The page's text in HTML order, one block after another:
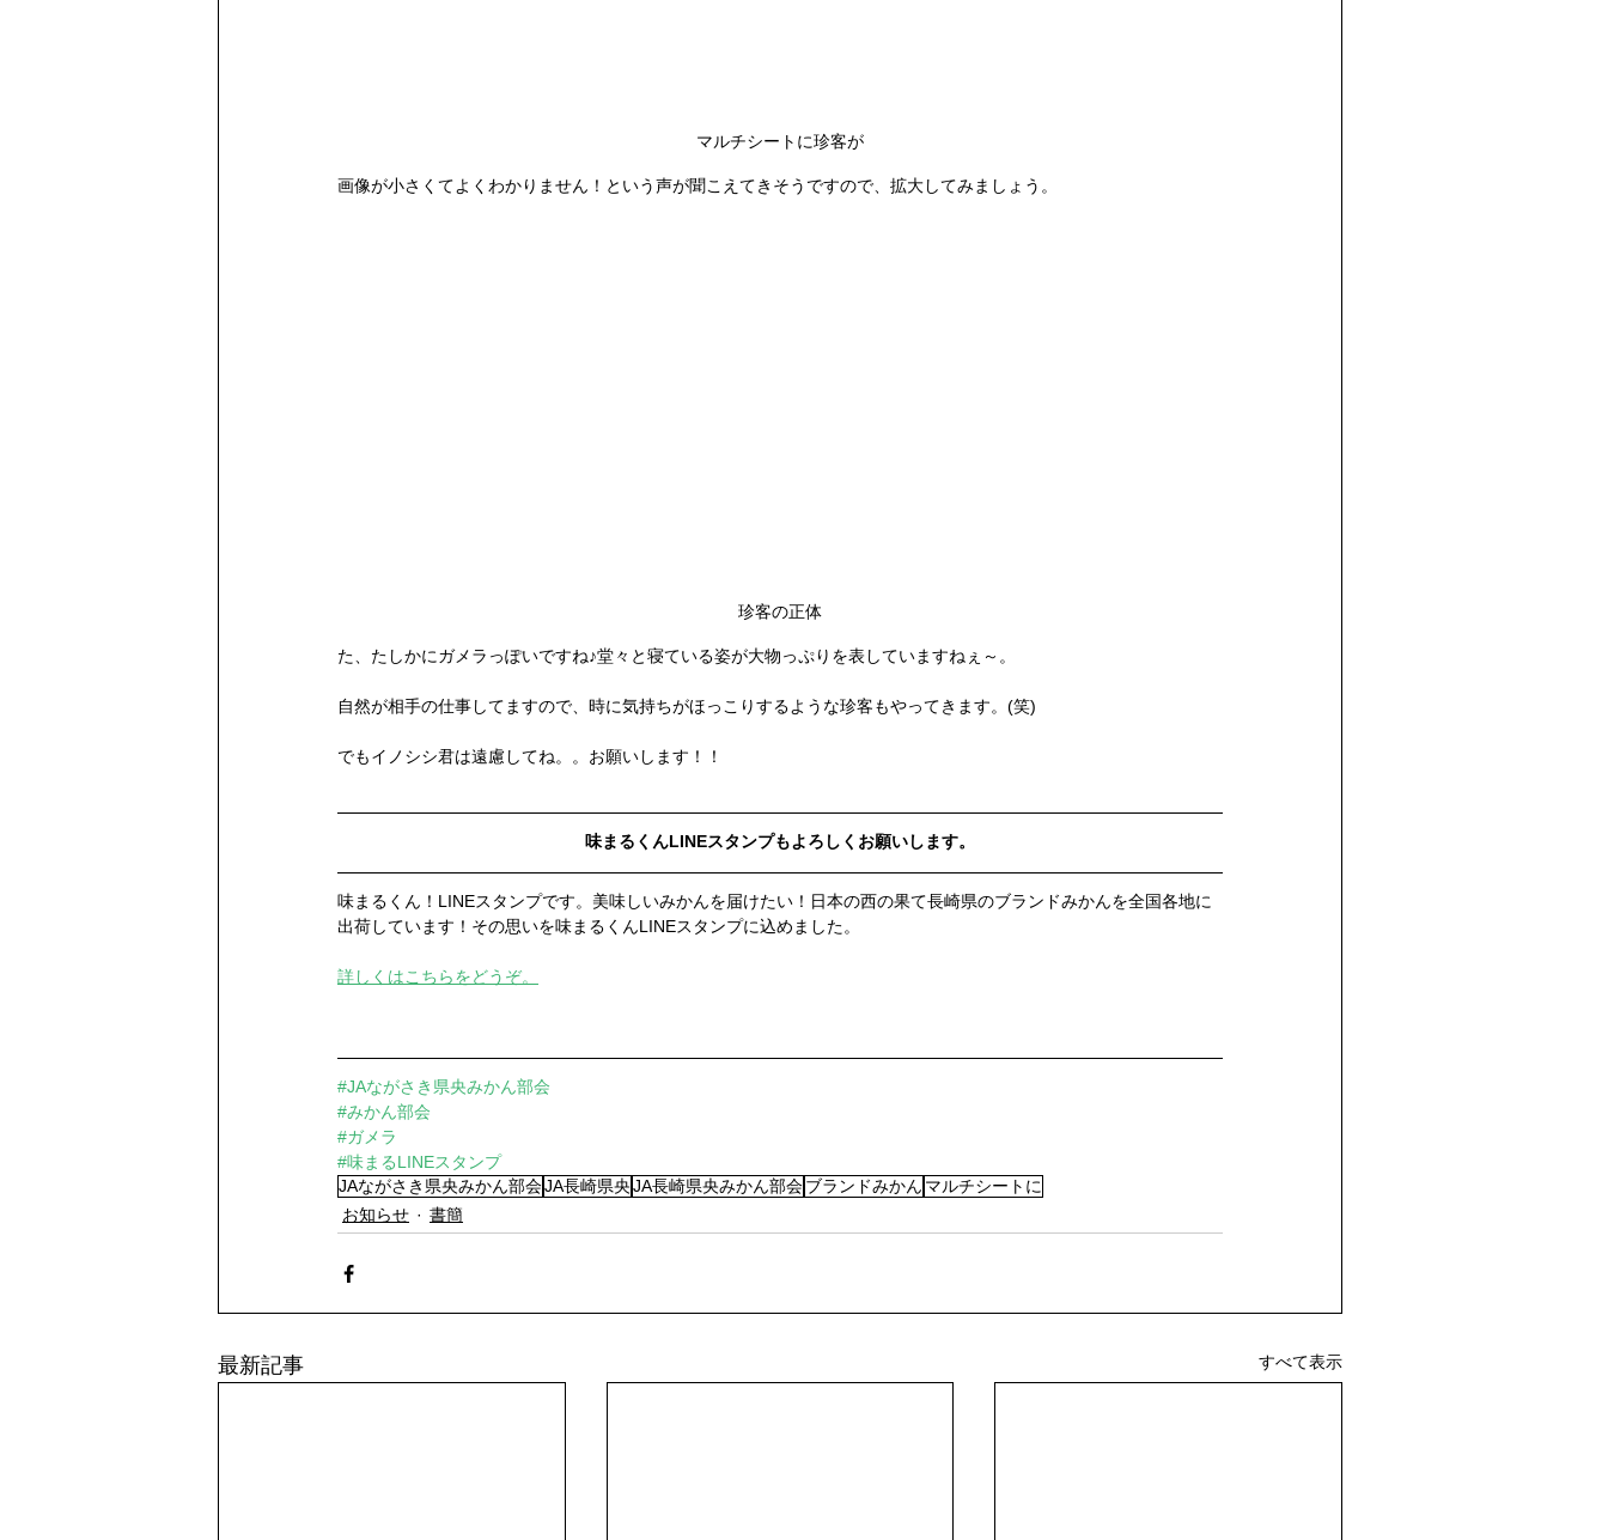
マルチシートに珍客が
画像が小さくてよくわかりません！という声が聞こえてきそうですので、拡大してみましょう。
珍客の正体
た、たしかにガメラっぽいですね♪堂々と寝ている姿が大物っぷりを表していますねぇ～。
自然が相手の仕事してますので、時に気持ちがほっこりするような珍客もやってきます。(笑)
でもイノシシ君は遠慮してね。。お願いします！！
味まるくんLINEスタンプもよろしくお願いします。
味まるくん！LINEスタンプです。美味しいみかんを届けたい！日本の西の果て長崎県のブランドみかんを全国各地に
出荷しています！その思いを味まるくんLINEスタンプに込めました。
詳しくはこちらをどうぞ。
#JAながさき県央みかん部会
#みかん部会
#ガメラ
#味まるLINEスタンプ
JAながさき県央みかん部会JA長崎県央JA長崎県央みかん部会ブランドみかん マルチシートに
お知らせ
書簡
最新記事 すべて表示